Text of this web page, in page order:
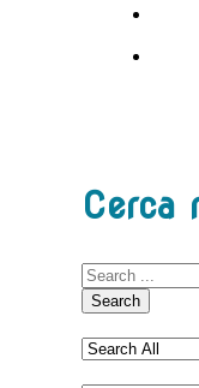
Cerca
Search